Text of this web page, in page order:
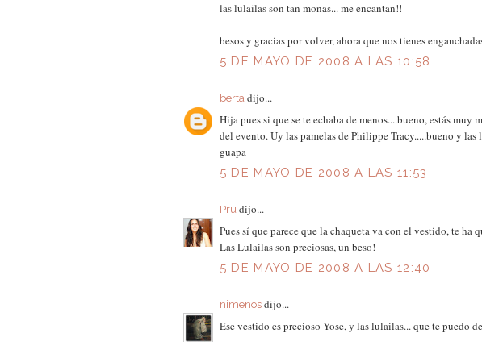
las lulailas son tan monas... me encantan!!
besos y gracias por volver, ahora que nos tienes
5 DE MAYO DE 2008 A LAS 10:58
bertadijo...
Hija pues si que se te echaba de menos....bueno, estás
del evento. Uy las pamelas de Philippe Tracy.....bueno y
guapa
5 DE MAYO DE 2008 A LAS 11:53
Prudijo...
Pues sí que parece que la chaqueta va con el vestido, te ha
Las Lulailas son preciosas, un beso!
5 DE MAYO DE 2008 A LAS 12:40
nimenosdijo...
Ese vestido es precioso Yose, y las lulailas... que te puedo